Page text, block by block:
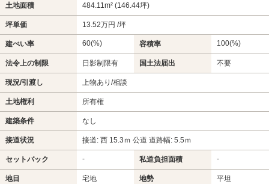
土地面積 484.11m² (146.44坪)
坪単価 13.52万円 /坪
建ぺい率 60(%) 容積率 100(%)
法令上の制限 日影制限有 国土法届出 不要
現況/引渡し 上物あり/相談
土地権利 所有権
建築条件 なし
接道状況 接道: 西 15.3ｍ 公道 道路幅: 5.5ｍ
セットバック - 私道負担面積 -
地目 宅地 地勢 平坦